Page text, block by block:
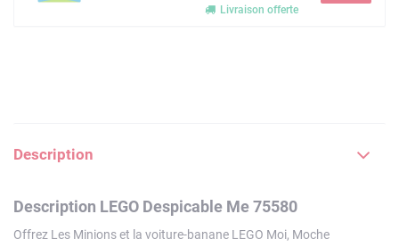
Livraison offerte
Description
Description LEGO Despicable Me 75580
Offrez Les Minions et la voiture-banane LEGO Moi, Moche